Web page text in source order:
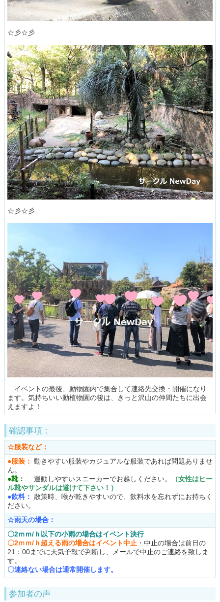
☆彡☆彡
☆彡☆彡
イベントの最後、動物園内で集合して連絡先交換・開催になり
ます。気持ちいい動植物園の後は、きっと沢山の仲間たちに出会
えますよ！
確認事項：
☆服装など：
●服装： 動きやすい服装やカジュアルな服装であれば問題ありませ
ん。
●靴：
運動しやすいスニーカーでお越しください。
（女性はヒー
ル靴やサンダルは避けて下さい！）
●飲料： 散策時、喉が乾きやすいので、飲料水を忘れずにお持ちく
ださい。
☆雨天の場合：
〇2ｍｍ/ｈ以下の小雨の場合はイベント決行
〇2ｍｍ/ｈ超える雨の場合はイベント中止 ・中止の場合は前日の
21：00までに天気予報で判断し、メールで中止のご連絡を致しま
す。
〇連絡ない場合は通常開催します。
参加者の声